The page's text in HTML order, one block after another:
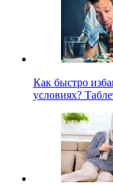
Как быстро
условиях?